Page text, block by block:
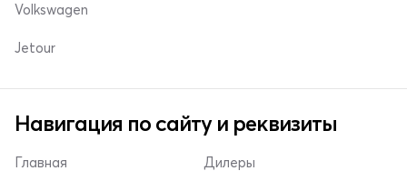
Volkswagen
Jetour
Навигация по сайту и реквизиты
Главная Дилеры